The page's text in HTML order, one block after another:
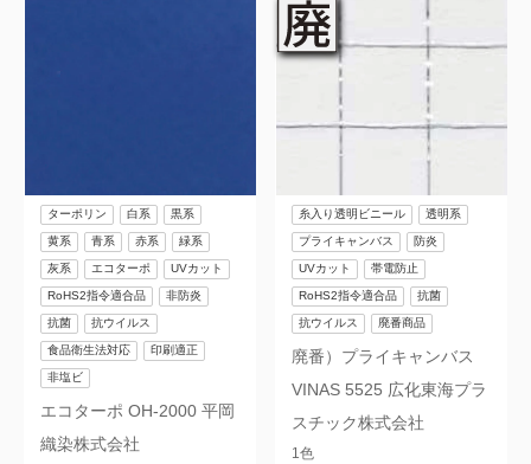
エコターポ OH-2000 平岡
織染株式会社
ターポリン 白系 黒系
黄系 青系 赤系 緑系
灰系 エコターポ UVカット
RoHS2指令適合品 非防炎
抗菌 抗ウイルス
食品衛生法対応 印刷適正
非塩ビ
廃番）プライキャンバス
VINAS 5525 広化東海プラ
スチック株式会社
糸入り透明ビニール 透明系
プライキャンバス 防炎
UVカット 帯電防止
RoHS2指令適合品 抗菌
抗ウイルス 廃番商品
1色